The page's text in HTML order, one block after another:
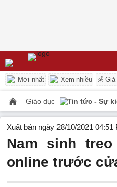
Mới nhất Xem nhiều 💰
Giáo dục Tin tức - Sự
Xuất bản ngày 28/10/2021 04:51
Nam sinh
online trước